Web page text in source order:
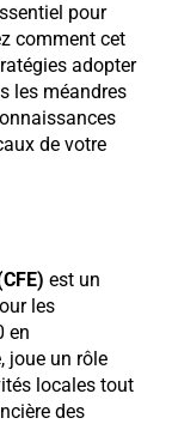
pour
comment cet
adopter
les méandres
de votre
est un
les
en
joue un rôle
locales tout
des